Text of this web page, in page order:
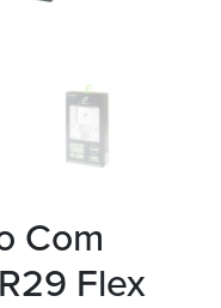
Com
Flex